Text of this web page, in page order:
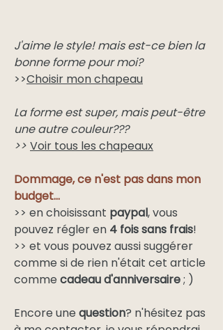
J'aime le style! mais est-ce bien la
bonne forme pour moi?
>>Choisir mon chapeau
La forme est super, mais peut-être
une autre couleur???
>> Voir tous les chapeaux
Dommage, ce n'est pas dans mon
budget...
>> en choisissant paypal, vous
pouvez régler en 4 fois sans frais!
>> et vous pouvez aussi suggérer
comme si de rien n'était cet article
comme cadeau d'anniversaire; )
Encore une question? n'hésitez pas